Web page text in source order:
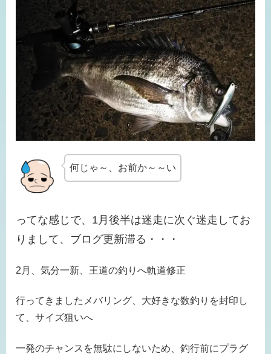
何じゃ～、お前か～～い
ってな感じで、1月後半は迷走に次ぐ迷走してお
りまして、ブログ更新滞る・・・
2月、気分一新、王道の釣りへ軌道修正
行ってきましたメバリング、大好きな数釣りを封印し
て、サイズ狙いへ
一発のチャンスを無駄にしないため、釣行前にプラグ